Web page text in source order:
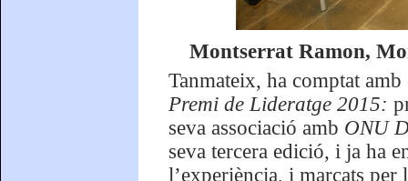
Montserrat Ramon,
Tanmateix, ha comptat
Premi de Lideratge 2015:
seva associació amb ONU
seva tercera edició, i ja ha
l’experiència, i marcats per